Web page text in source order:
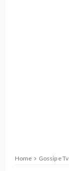
Home Gossip e Tv